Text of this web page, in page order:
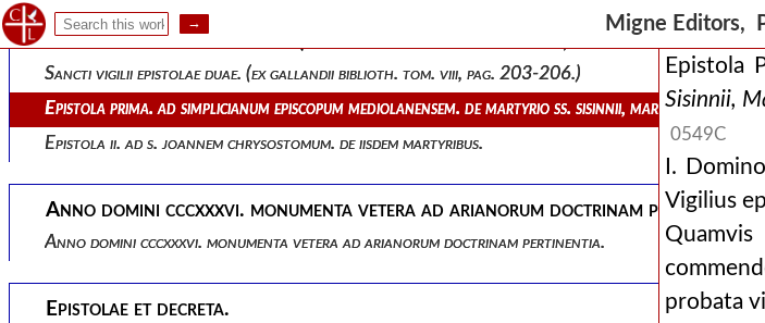
Migne Editors,
Sancti vigilii epistolae duae. (ex gallandii biblioth. tom. viii, pag. 203-206.)
Sancti vigilii epistolae duae. (ex gallandii biblioth. tom. viii, pag. 203-206.)
Epistola prima. ad simplicianum episcopum mediolanensem. de martyrio ss. sisinnii, martyrii et
Epistola ii. ad s. joannem chrysostomum. de iisdem martyribus.
Anno domini cccxxxvi. monumenta vetera ad arianorum doctrinam pertinentia.
Anno domini cccxxxvi. monumenta vetera ad arianorum doctrinam pertinentia.
Epistolae et decreta.
Epistola
Sisinnii,
0549C
I.
Vigilius
probata